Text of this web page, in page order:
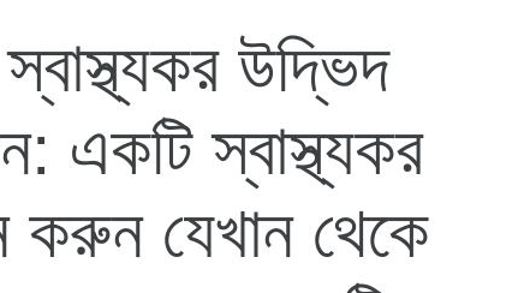
উদ্ভিদ
একটি স্বাস্থ্যকর
করুন যেখান থেকে